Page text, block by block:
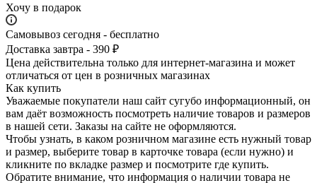
Хочу в подарок
Самовывоз сегодня - бесплатно
Доставка завтра - 390 ₽
Цена действительна только для интернет-магазина и может
отличаться от цен в розничных магазинах
Как купить
Уважаемые покупатели наш сайт сугубо инф­ормационный, он
вам даёт возможность пос­мотреть наличие това­ров и размеров
в наш­ей сети. Заказы на сайте не оформляются.
Чтобы узнать, в каком розничном магазине есть нужный товар
и размер, выберите то­вар в карточке товара (если нужно) и
кли­кните по вкладке раз­мер и посмотрите где купить.
Обратите вн­имание,​ что информ­ация о наличии товара не